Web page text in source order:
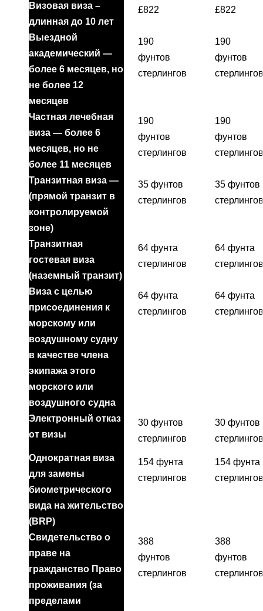
Визовая виза –
длинная до 10 лет
£822 £822
Выездной
академический —
более 6 месяцев, но
не более 12
месяцев
190
фунтов
стерлингов
190
фунтов
стерлингов
Частная лечебная
виза — более 6
месяцев, но не
более 11 месяцев
190
фунтов
стерлингов
190
фунтов
стерлингов
Транзитная виза —
(прямой транзит в
контролируемой
зоне)
35 фунтов
стерлингов
35 фунтов
стерлингов
Транзитная
гостевая виза
(наземный транзит)
64 фунта
стерлингов
64 фунта
стерлингов
Виза с целью
присоединения к
морскому или
воздушному судну
в качестве члена
экипажа этого
морского или
воздушного судна
64 фунта
стерлингов
64 фунта
стерлингов
Электронный отказ
от визы
30 фунтов
стерлингов
30 фунтов
стерлингов
Однократная виза
для замены
биометрического
вида на жительство
(BRP)
154 фунта
стерлингов
154 фунта
стерлингов
Свидетельство о
праве на
гражданство Право
проживания (за
пределами
388
фунтов
стерлингов
388
фунтов
стерлингов